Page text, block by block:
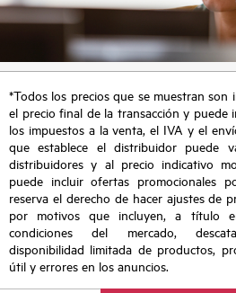
*Todos los precios que se muestran
el precio final de la transacción y puede
los impuestos a la venta, el IVA y el
que establece el distribuidor puede
distribuidores y al precio indicativo
puede incluir ofertas promocionales
reserva el derecho de hacer ajustes de
por motivos que incluyen, a título
condiciones del mercado,
disponibilidad limitada de productos,
útil y errores en los anuncios.